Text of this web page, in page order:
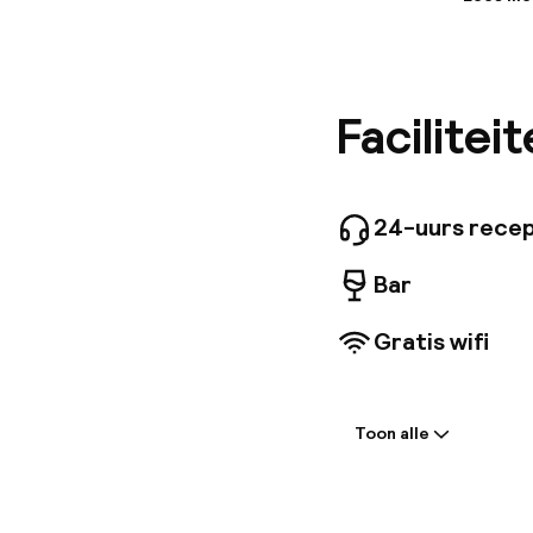
zijn
beleid
24-uurs
Bar
Gratis wifi
Toon alle